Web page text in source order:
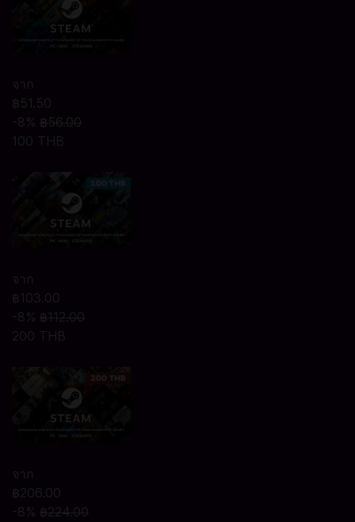
จาก
฿51.50
-8% ฿56.00
100 THB
จาก
฿103.00
-8% ฿112.00
200 THB
จาก
฿206.00
-8% ฿224.00